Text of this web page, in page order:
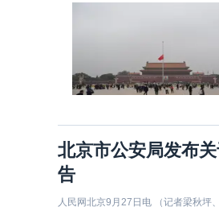
北京市公安局发布
告
人民网北京9月27日电 （记者梁秋坪